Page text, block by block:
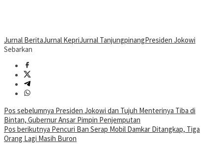
Jurnal BeritaJurnal KepriJurnal TanjungpinangPresiden Jokowi
Sebarkan
Navigasi
pos
Pos sebelumnya Presiden Jokowi dan Tujuh Menterinya Tiba di
Bintan, Gubernur Ansar Pimpin Penjemputan
Pos berikutnya Pencuri Ban Serap Mobil Damkar Ditangkap, Tiga
Orang Lagi Masih Buron